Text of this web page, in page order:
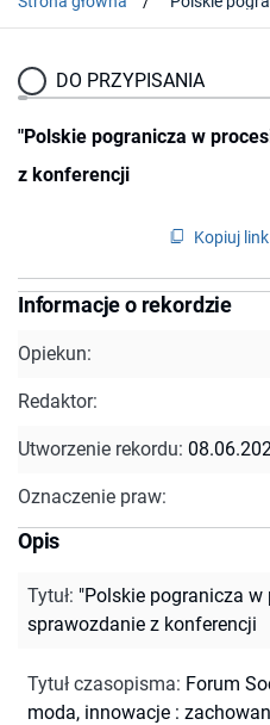
DO PRZYPISANIA
"Polskie pogranicza w
z konferencji
Kopiuj
Informacje o rekordzie
Opiekun:
Redaktor:
Utworzenie rekordu:
Oznaczenie praw:
Opis
Tytuł: "Polskie pogranicza w
sprawozdanie z konferencji
Tytuł czasopisma: Forum
moda, innowacje :